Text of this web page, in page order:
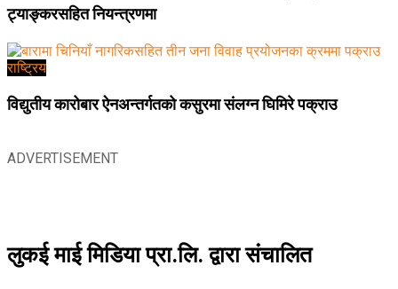
ट्याङ्करसहित नियन्त्रणमा
राष्ट्रिय
विद्युतीय कारोबार ऐनअन्तर्गतको कसुरमा संलग्न घिमिरे पक्राउ
ADVERTISEMENT
लुकई माई मिडिया प्रा.लि. द्वारा संचालित